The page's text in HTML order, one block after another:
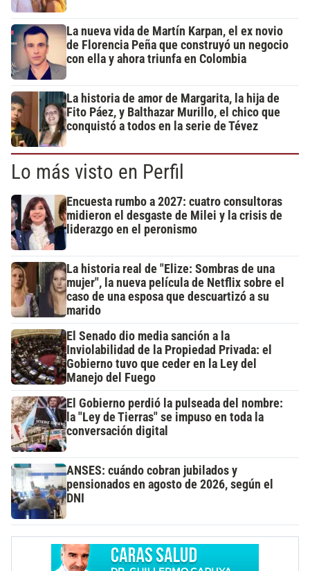
La nueva vida de Martín Karpan, el ex novio
de Florencia Peña que construyó un negocio
con ella y ahora triunfa en Colombia
La historia de amor de Margarita, la hija de
Fito Páez, y Balthazar Murillo, el chico que
conquistó a todos en la serie de Tévez
Lo más visto en Perfil
Encuesta rumbo a 2027: cuatro consultoras
midieron el desgaste de Milei y la crisis de
liderazgo en el peronismo
La historia real de "Elize: Sombras de una
mujer", la nueva película de Netflix sobre el
caso de una esposa que descuartizó a su
marido
El Senado dio media sanción a la
Inviolabilidad de la Propiedad Privada: el
Gobierno tuvo que ceder en la Ley del
Manejo del Fuego
El Gobierno perdió la pulseada del nombre:
la "Ley de Tierras" se impuso en toda la
conversación digital
ANSES: cuándo cobran jubilados y
pensionados en agosto de 2026, según el
DNI